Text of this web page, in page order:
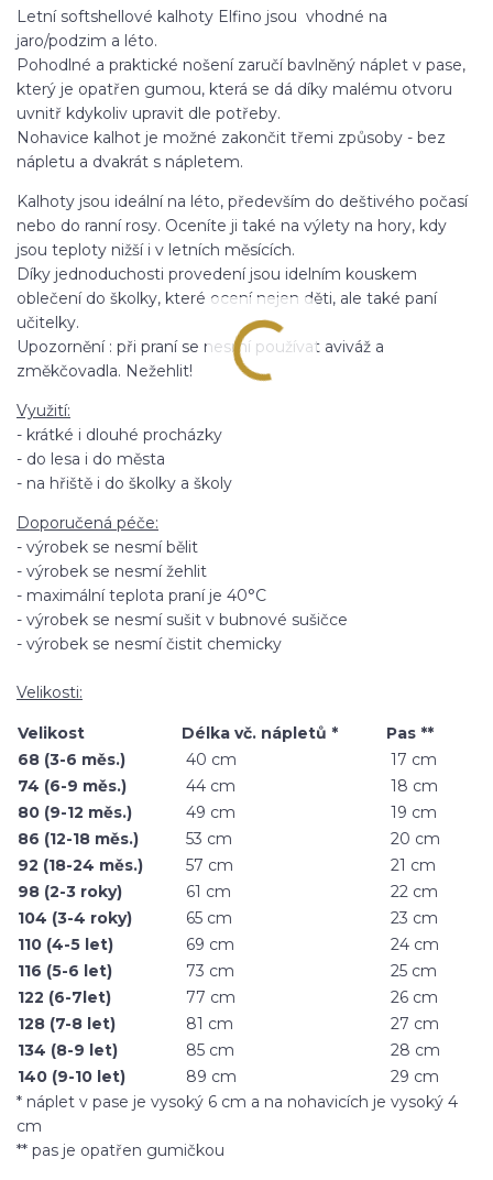
Letní softshellové kalhoty Elfino jsou vhodné na
jaro/podzim a léto.
Pohodlné a praktické nošení zaručí bavlněný náplet v pase,
který je opatřen gumou, která se dá díky malému otvoru
uvnitř kdykoliv upravit dle potřeby.
Nohavice kalhot je možné zakončit třemi způsoby - bez
nápletu a dvakrát s nápletem.
Kalhoty jsou ideální na léto, především do deštivého počasí
nebo do ranní rosy. Oceníte ji také na výlety na hory, kdy
jsou teploty nižší i v letních měsících.
Díky jednoduchosti provedení jsou idelním kouskem
oblečení do školky, které ocení nejen děti, ale také paní
učitelky.
Upozornění : při praní se nesmí používat aviváž a
změkčovadla. Nežehlit!
Využití:
- krátké i dlouhé procházky
- do lesa i do města
- na hřiště i do školky a školy
Doporučená péče:
- výrobek se nesmí bělit
- výrobek se nesmí žehlit
- maximální teplota praní je 40°C
- výrobek se nesmí sušit v bubnové sušičce
- výrobek se nesmí čistit chemicky
Velikosti:
Velikost Délka vč. nápletů *
Pas **
68 (3-6 měs.)
40 cm
17 cm
74 (6-9 měs.)
44 cm
18 cm
80 (9-12 měs.)
49 cm
19 cm
86 (12-18 měs.)
53 cm
20 cm
92 (18-24 měs.)
57 cm
21 cm
98 (2-3 roky)
61 cm
22 cm
104 (3-4 roky)
65 cm
23 cm
110 (4-5 let)
69 cm
24 cm
116 (5-6 let)
73 cm
25 cm
122 (6-7let)
77 cm
26 cm
128 (7-8 let)
81 cm
27 cm
134 (8-9 let)
85 cm
28 cm
140 (9-10 let)
89 cm
29 cm
* náplet v pase je vysoký 6 cm a na nohavicích je vysoký 4
cm
** pas je opatřen gumičkou